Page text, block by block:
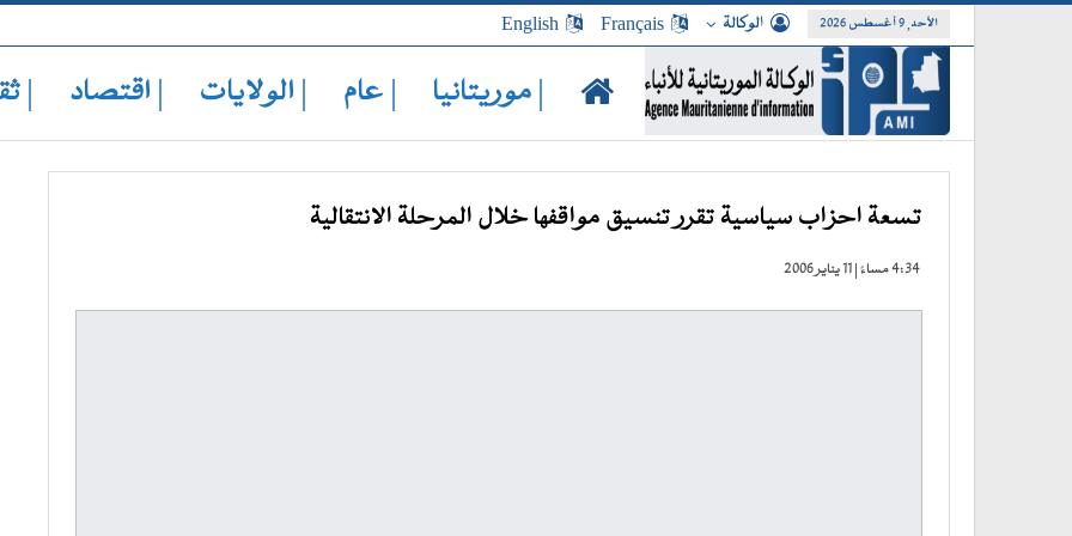
الأحد, 9 أغسطس 2026 الوكالة Français
English
| موريتانيا | عام | الولايات | اقتصاد |
تسعة احزاب سياسية تقرر تنسيق مواقفها خلال المرحلة الانتقالية
4:34 مساءً | 11 يناير 2006